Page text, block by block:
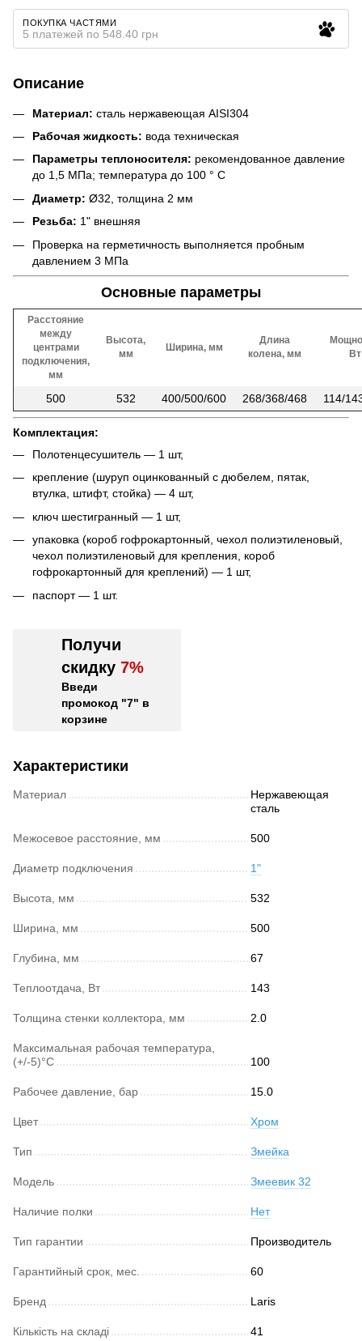
ПОКУПКА ЧАСТЯМИ
5 платежей по 548.40 грн
Описание
Материал: сталь нержавеющая AISI304
Рабочая жидкость: вода техническая
Параметры теплоносителя: рекомендованное давление
до 1,5 МПа; температура до 100 ° С
Диаметр: Ø32, толщина 2 мм
Резьба: 1" внешняя
Проверка на герметичность выполняется пробным
давлением 3 МПа
Основные параметры
Расстояние
между
центрами
подключения,
мм
Высота,
мм
Ширина, мм
Длина
колена, мм
Вт
500 532 400/500/600 268/368/468 114/
Комплектация:
Полотенцесушитель — 1 шт,
крепление (шуруп оцинкованный с дюбелем, пятак,
втулка, штифт, стойка) — 4 шт,
ключ шестигранный — 1 шт,
упаковка (короб гофрокартонный, чехол полиэтиленовый,
чехол полиэтиленовый для крепления, короб
гофрокартонный для креплений) — 1 шт,
паспорт — 1 шт.
Получи
скидку 7%
Введи
промокод "7" в
корзине
Характеристики
Материал
Нержавеющая
сталь
Межосевое расстояние, мм 500
Диаметр подключения 1"
Высота, мм 532
Ширина, мм 500
Глубина, мм 67
Теплоотдача, Вт 143
Толщина стенки коллектора, мм 2.0
Максимальная рабочая температура,
(+/-5)°C
100
Рабочее давление, бар 15.0
Цвет Хром
Тип Змейка
Модель Змеевик 32
Наличие полки Нет
Тип гарантии Производитель
Гарантийный срок, мес. 60
Бренд Laris
Кількість на складі 41